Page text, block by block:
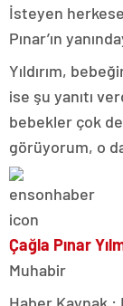
İsteyen
Pınar’ın
Yıldırım,
ise şu yanıtı
bebekler çok
görüyorum, o
Çağla Pınar
Muhabir
Haber Kaynak :